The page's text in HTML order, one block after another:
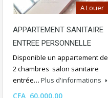
A Louer
APPARTEMENT SANITAIRE
ENTREE PERSONNELLE
Disponible un appartement de
2 chambres salon sanitaire
entrée… Plus d'informations
CFA 60,000.00